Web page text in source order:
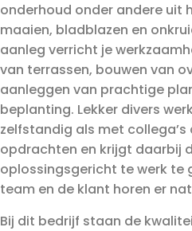
onderhoud onder andere uit
maaien, bladblazen en
aanleg verricht je
van terrassen, bouwen van
aanleggen van prachtige
beplanting. Lekker divers
zelfstandig als met
opdrachten en krijgt daarbij
oplossingsgericht te werk te
team en de klant horen er
Bij dit bedrijf staan de